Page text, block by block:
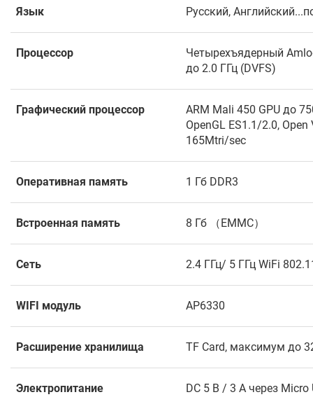
Язык Русский,
Процессор
Четырехъядерный
до 2.0 ГГц (DVFS)
Графический процессор
ARM Mali 450 GPU до
OpenGL ES1.1/2.0,
165Mtri/sec
Оперативная память 1 Гб DDR3
Встроенная память 8 Гб （EMMC）
Сеть 2.4 ГГц/ 5 ГГц WiFi
WIFI модуль AP6330
Расширение хранилища TF Card, максимум до
Электропитание DC 5 В / 3 А через Micro